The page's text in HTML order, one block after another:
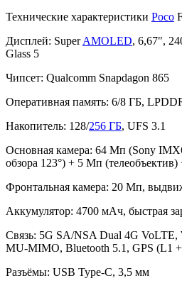
Технические характеристики Poco
Дисплей: SuperAMOLED, 6,67",
Glass 5
Чипсет: Qualcomm Snapdagon 865
Оперативная память: 6/8 ГБ,
Накопитель: 128/256 ГБ, UFS 3.1
Основная камера: 64 Мп (Sony
обзора 123°) + 5 Мп
Фронтальная камера: 20 Мп,
Аккумулятор: 4700 мАч, быстрая
Связь: 5G SA/NSA Dual 4G
MU-MIMO, Bluetooth 5.1, GPS (L1
Разъёмы: USB Type-C, 3,5 мм